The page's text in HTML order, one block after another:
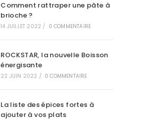
Comment rattraper une pâte à
brioche ?
14 JUILLET 2022 / 0 COMMENTAIRE
ROCKSTAR, la nouvelle Boisson
énergisante
22 JUIN 2022 / 0 COMMENTAIRE
La liste des épices fortes à
ajouter à vos plats